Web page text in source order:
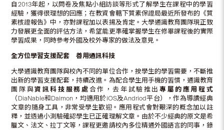
自2013年起，以問卷及焦點小組訪談等形式了解學生在課程中的學習
經驗，獲得很理想的回應；在教資會轄下質素保證局最近所發布的《質
素核證報告》中，亦對課程加以表揚及肯定。大學通識教育團隊現正致
力發展更全面的評估方法，希望能更準確掌握學生在修畢課程後的實際
學習成果，同時參考外國及校外專家的做法及意見。
全方位學習支援配套 善用通訊科技
大學通識教育團隊與校內不同的單位合作，按學生的學習需要，不斷推
出新的學習支援配套，持續改進。為配合學生用手機的習慣，通識教育
團隊與資訊科技服務處 合作，去年試驗推出 專屬的應用程式
（DiaNable和Daimon，均適用於iOS及Andriod平台），作為導讀經典
文章的隨身工具，非常受學生歡迎。應用程式會對艱深的概念加以註
釋，並透過小測驗確認學生已正確理解文章。由於不少經典的原文是希
臘文、法文、拉丁文等，課程更邀請校內多位精通外國語言的同事，錄